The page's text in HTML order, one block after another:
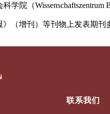
学院（
（增刊）等刊物上发表期刊
联系我们